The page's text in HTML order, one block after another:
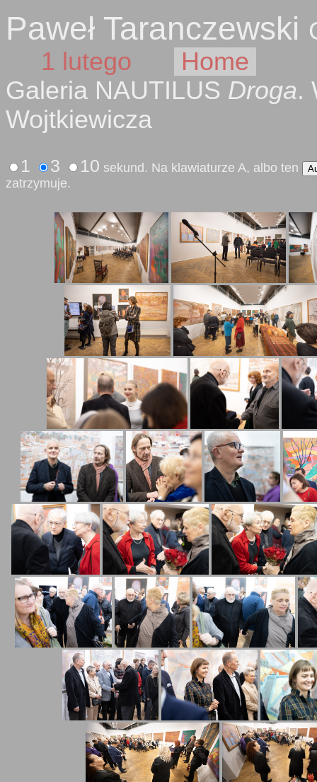
Paweł Taranczewski
1 lutego
Home
Galeria NAUTILUS Droga.
Wojtkiewicza
1 3 10 sekund. Na klawiaturze A, albo ten
zatrzymuje.